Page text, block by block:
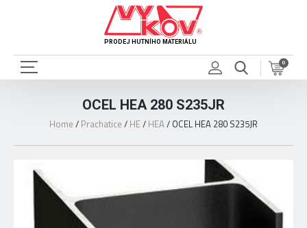
PRODEJ HUTNÍHO MATERIÁLU
0
OCEL HEA 280 S235JR
Home / Prachatice / HE/ HEA/ OCEL HEA 280 S235JR